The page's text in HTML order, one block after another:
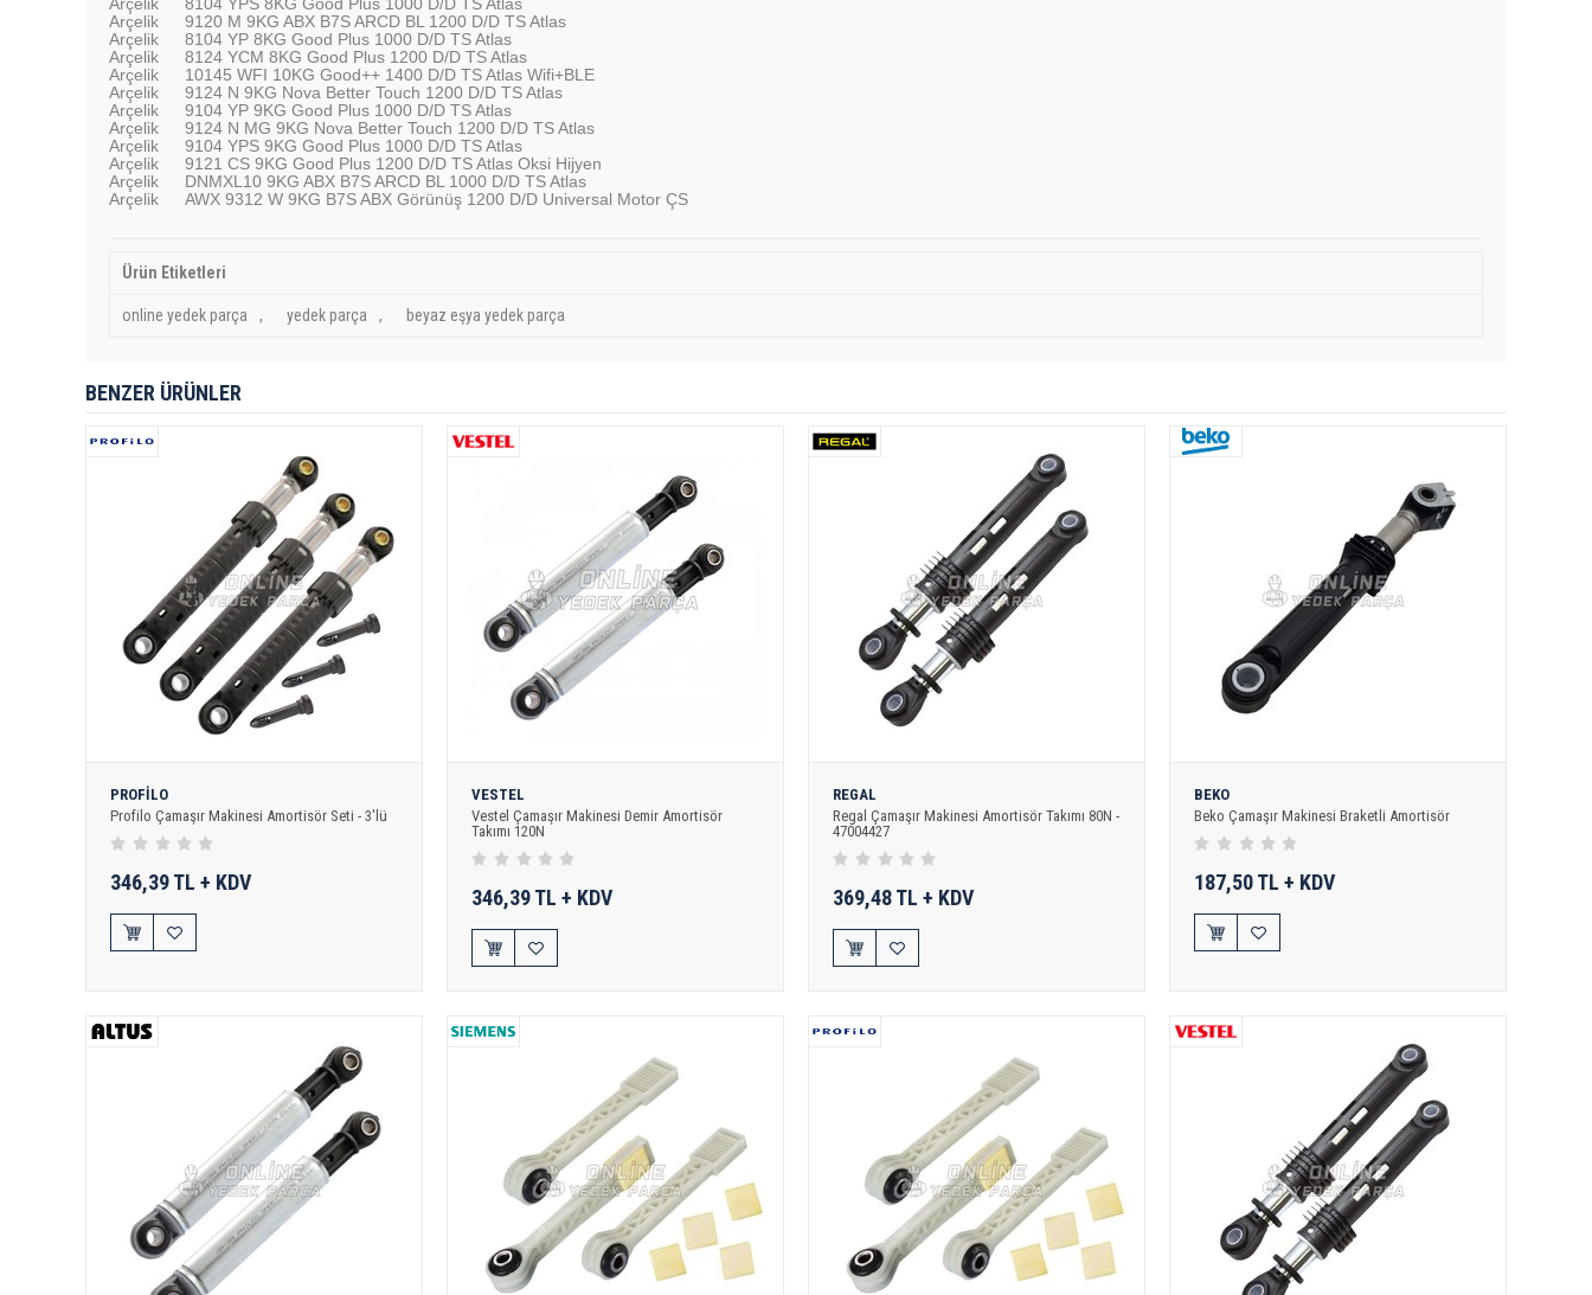
Arçelik
9120 M 9KG ABX B7S ARCD BL 1200 D/D TS Atlas
Arçelik
8104 YP 8KG Good Plus 1000 D/D TS Atlas
Arçelik
8124 YCM 8KG Good Plus 1200 D/D TS Atlas
Arçelik
10145 WFI 10KG Good++ 1400 D/D TS Atlas Wifi+BLE
Arçelik
9124 N 9KG Nova Better Touch 1200 D/D TS Atlas
Arçelik
9104 YP 9KG Good Plus 1000 D/D TS Atlas
Arçelik
9124 N MG 9KG Nova Better Touch 1200 D/D TS Atlas
Arçelik
9104 YPS 9KG Good Plus 1000 D/D TS Atlas
Arçelik
9121 CS 9KG Good Plus 1200 D/D TS Atlas Oksi Hijyen
Arçelik
DNMXL10 9KG ABX B7S ARCD BL 1000 D/D TS Atlas
Arçelik
AWX 9312 W 9KG B7S ABX Görünüş 1200 D/D Universal Motor ÇS
Ürün Etiketleri
online yedek parça , yedek parça , beyaz eşya yedek parça
BENZER ÜRÜNLER
PROFİLO
Profilo Çamaşır Makinesi Amortisör Seti - 3'lü
346,39 TL + KDV
VESTEL
Vestel Çamaşır Makinesi Demir Amortisör
Takımı 120N
346,39 TL + KDV
REGAL
Regal Çamaşır Makinesi Amortisör Takımı 80N -
47004427
369,48 TL + KDV
BEKO
Beko Çamaşır Makinesi Braketli Amortisör
187,50 TL + KDV